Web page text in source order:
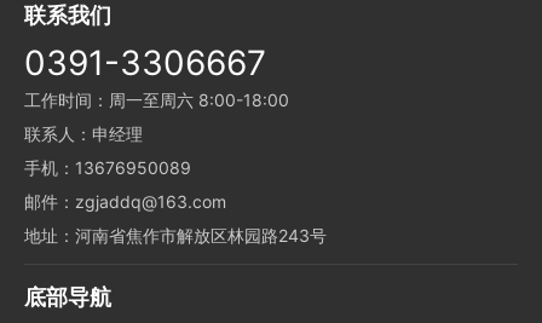
联系我们
0391-3306667
工作时间：周一至周六 8:00-18:00
联系人：申经理
手机：13676950089
邮件：zgjaddq@163.com
地址：河南省焦作市解放区林园路243号
底部导航